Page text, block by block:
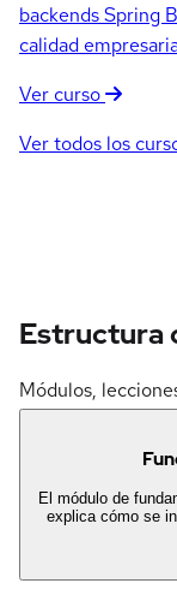
backends Spring
calidad
Ver curso
Ver todos los
Estructura
Módulos,
El módulo de
explica cómo se